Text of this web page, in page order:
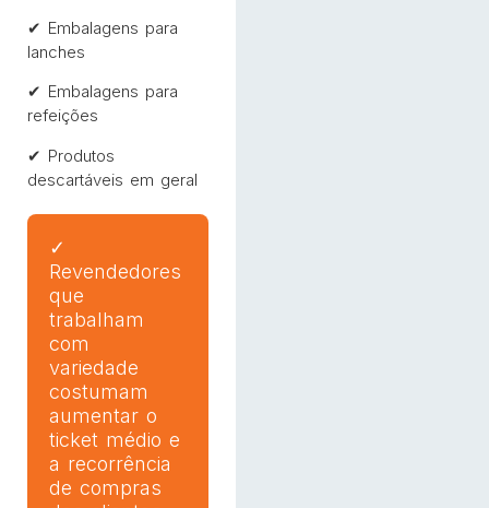
✔ Embalagens para
lanches
✔ Embalagens para
refeições
✔ Produtos
descartáveis em geral
✓
Revendedores
que
trabalham
com
variedade
costumam
aumentar o
ticket médio e
a recorrência
de compras